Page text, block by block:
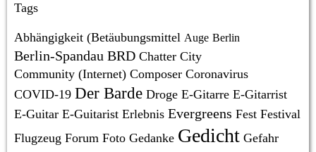
Tags
Abhängigkeit (Betäubungsmittel Auge Berlin
Berlin-Spandau BRD Chatter City
Community (Internet) Composer Coronavirus
COVID-19 Der Barde Droge E-Gitarre E-Gitarrist
E-Guitar E-Guitarist Erlebnis Evergreens Fest Festival
Flugzeug Forum Foto Gedanke Gedicht Gefahr